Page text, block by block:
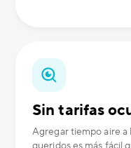
Sin tarifas
Agregar tiempo aire a